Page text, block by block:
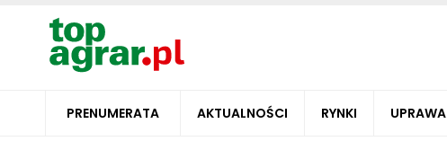
PRENUMERATA AKTUALNOŚCI RYNKI UPRAWA